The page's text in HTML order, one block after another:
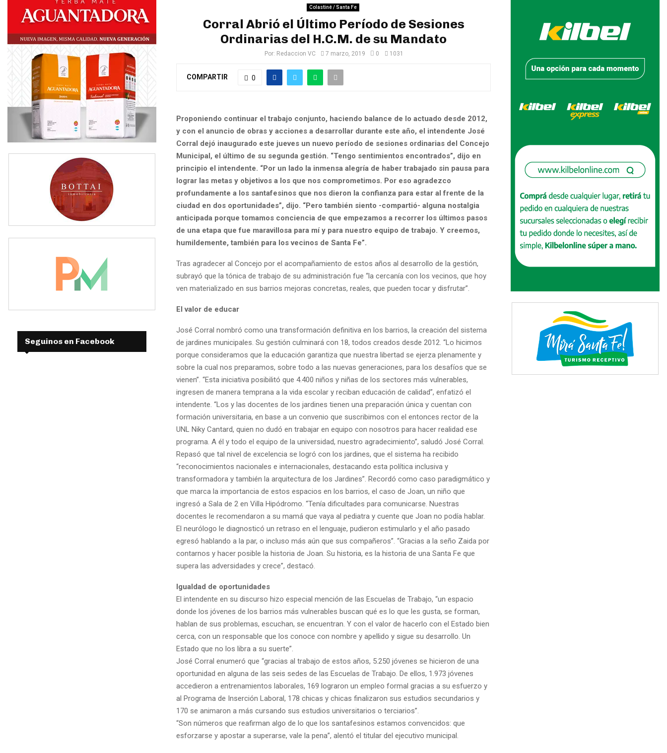
Colastiné / Santa Fe
Corral Abrió el Último Período de Sesiones
Ordinarias del H.C.M. de su Mandato
Por: Redaccion VC 7 marzo, 2019 0 1031
COMPARTIR 0
Proponiendo continuar el trabajo conjunto, haciendo balance de lo actuado desde 2012,
y con el anuncio de obras y acciones a desarrollar durante este año, el intendente José
Corral dejó inaugurado este jueves un nuevo período de sesiones ordinarias del Concejo
Municipal, el último de su segunda gestión. “Tengo sentimientos encontrados”, dijo en
principio el intendente. “Por un lado la inmensa alegría de haber trabajado sin pausa para
lograr las metas y objetivos a los que nos comprometimos. Por eso agradezco
profundamente a los santafesinos que nos dieron la confianza para estar al frente de la
ciudad en dos oportunidades”, dijo. “Pero también siento -compartió- alguna nostalgia
anticipada porque tomamos conciencia de que empezamos a recorrer los últimos pasos
de una etapa que fue maravillosa para mí y para nuestro equipo de trabajo. Y creemos,
humildemente, también para los vecinos de Santa Fe”.
Tras agradecer al Concejo por el acompañamiento de estos años al desarrollo de la gestión,
subrayó que la tónica de trabajo de su administración fue “la cercanía con los vecinos, que hoy
ven materializado en sus barrios mejoras concretas, reales, que pueden tocar y disfrutar”.
El valor de educar
José Corral nombró como una transformación definitiva en los barrios, la creación del sistema
de jardines municipales. Su gestión culminará con 18, todos creados desde 2012. “Lo hicimos
porque consideramos que la educación garantiza que nuestra libertad se ejerza plenamente y
sobre la cual nos preparamos, sobre todo a las nuevas generaciones, para los desafíos que se
vienen”. “Esta iniciativa posibilitó que 4.400 niños y niñas de los sectores más vulnerables,
ingresen de manera temprana a la vida escolar y reciban educación de calidad”, enfatizó el
intendente. “Los y las docentes de los jardines tienen una preparación única y cuentan con
formación universitaria, en base a un convenio que suscribimos con el entonces rector de la
UNL Niky Cantard, quien no dudó en trabajar en equipo con nosotros para hacer realidad ese
programa. A él y todo el equipo de la universidad, nuestro agradecimiento”, saludó José Corral.
Repasó que tal nivel de excelencia se logró con los jardines, que el sistema ha recibido
“reconocimientos nacionales e internacionales, destacando esta política inclusiva y
transformadora y también la arquitectura de los Jardines”. Recordó como caso paradigmático y
que marca la importancia de estos espacios en los barrios, el caso de Joan, un niño que
ingresó a Sala de 2 en Villa Hipódromo. “Tenía dificultades para comunicarse. Nuestras
docentes le recomendaron a su mamá que vaya al pediatra y cuente que Joan no podía hablar.
El neurólogo le diagnosticó un retraso en el lenguaje, pudieron estimularlo y el año pasado
egresó hablando a la par, o incluso más aún que sus compañeros”. “Gracias a la seño Zaida por
contarnos y hacer posible la historia de Joan. Su historia, es la historia de una Santa Fe que
supera las adversidades y crece”, destacó.
Igualdad de oportunidades
El intendente en su discurso hizo especial mención de las Escuelas de Trabajo, “un espacio
donde los jóvenes de los barrios más vulnerables buscan qué es lo que les gusta, se forman,
hablan de sus problemas, escuchan, se encuentran. Y con el valor de hacerlo con el Estado bien
cerca, con un responsable que los conoce con nombre y apellido y sigue su desarrollo. Un
Estado que no los libra a su suerte”.
José Corral enumeró que “gracias al trabajo de estos años, 5.250 jóvenes se hicieron de una
oportunidad en alguna de las seis sedes de las Escuelas de Trabajo. De ellos, 1.973 jóvenes
accedieron a entrenamientos laborales, 169 lograron un empleo formal gracias a su esfuerzo y
al Programa de Inserción Laboral, 178 chicas y chicas finalizaron sus estudios secundarios y
170 se animaron a más cursando sus estudios universitarios o terciarios”.
“Son números que reafirman algo de lo que los santafesinos estamos convencidos: que
esforzarse y apostar a superarse, vale la pena”, alentó el titular del ejecutivo municipal.
Seguinos en Facebook